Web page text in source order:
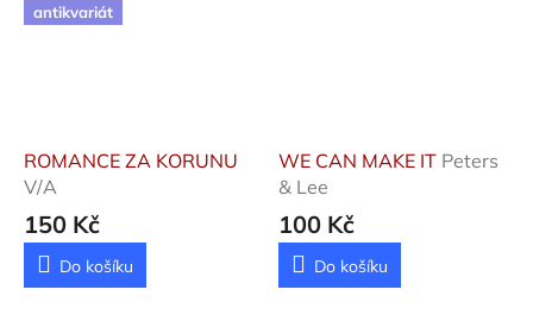
antikvariát
ROMANCE ZA KORUNU
V/A
150 Kč
Do košíku
WE CAN MAKE IT Peters
& Lee
100 Kč
Do košíku